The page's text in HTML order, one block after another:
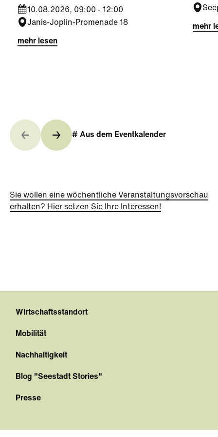
10.08.2026, 09:00 - 12:00
Janis-Joplin-Promenade 18
mehr lesen
mehr
# Aus dem Eventkalender
Sie wollen eine wöchentliche Veranstaltungsvorschau
erhalten? Hier setzen Sie Ihre Interessen!
Wirtschaftsstandort
Mobilität
Nachhaltigkeit
Blog "Seestadt Stories"
Presse